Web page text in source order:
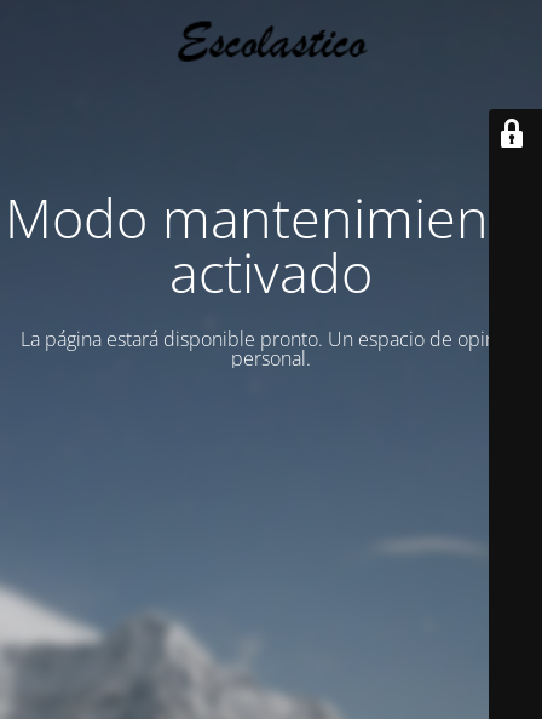
Modo mantenimiento
activado
La página estará disponible pronto. Un espacio de opinion
personal.